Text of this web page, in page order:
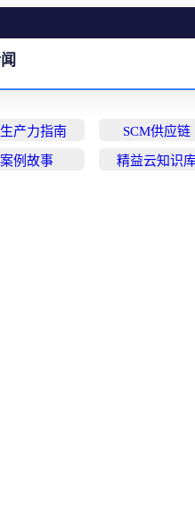
产力指南 SCM供应链
案例故事 精益云知识